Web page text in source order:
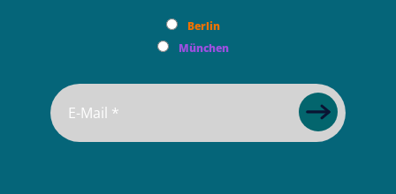
Berlin
München